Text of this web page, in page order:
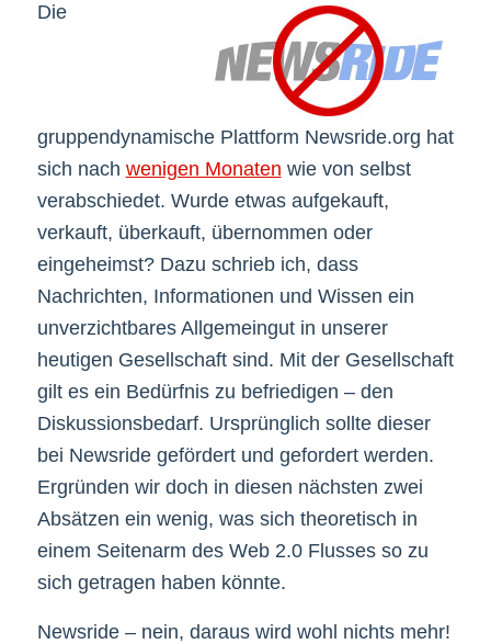
Die
gruppendynamische Plattform Newsride.org hat
sich nach wenigen Monaten wie von selbst
verabschiedet. Wurde etwas aufgekauft,
verkauft, überkauft, übernommen oder
eingeheimst? Dazu schrieb ich, dass
Nachrichten, Informationen und Wissen ein
unverzichtbares Allgemeingut in unserer
heutigen Gesellschaft sind. Mit der Gesellschaft
gilt es ein Bedürfnis zu befriedigen – den
Diskussionsbedarf. Ursprünglich sollte dieser
bei Newsride gefördert und gefordert werden.
Ergründen wir doch in diesen nächsten zwei
Absätzen ein wenig, was sich theoretisch in
einem Seitenarm des Web 2.0 Flusses so zu
sich getragen haben könnte.
Newsride – nein, daraus wird wohl nichts mehr!